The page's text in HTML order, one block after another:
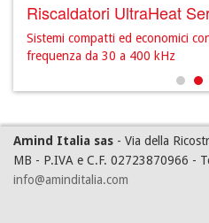
Riscaldatori UltraHeat
Sistemi compatti ed economici
frequenza da 30 a 400 kHz
Amind Italia sas - Via della
MB - P.IVA e C.F. 02723870966 -
info@aminditalia.com